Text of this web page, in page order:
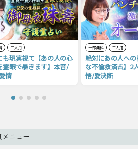
二人用
も現実視て【あの人の心
霊眼で暴きます】本音/
情
一部無料 二人用
絶対にあの人へ
な不倫救済占】2
悟/愛決断
メニュー